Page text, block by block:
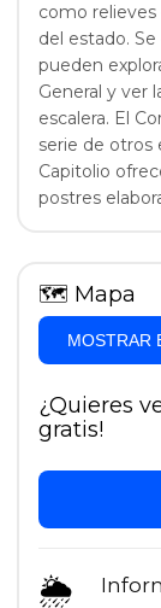
como
del estado.
pueden
General y ver
escalera. El
serie de otros
Capitolio
postres
🗺 Mapa
MOSTRAR
¿Quieres
gratis!
🌦